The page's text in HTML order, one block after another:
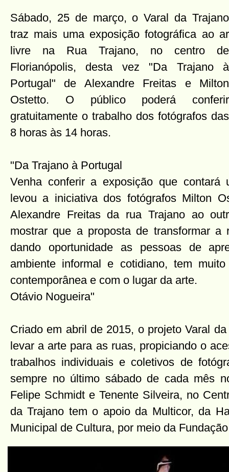
Sábado, 25 de março, o Varal da Trajano
traz mais uma exposição fotográfica ao ar
livre na Rua Trajano, no centro de
Florianópolis, desta vez "Da Trajano à
Portugal" de Alexandre Freitas e Milton
Ostetto. O público poderá conferir
gratuitamente o trabalho dos fotógrafos das
8 horas às 14 horas.
"Da Trajano à Portugal
Venha conferir a exposição que contará
levou a iniciativa dos fotógrafos Milton
Alexandre Freitas da rua Trajano ao
mostrar que a proposta de transformar a
dando oportunidade as pessoas de
ambiente informal e cotidiano, tem
contemporânea e com o lugar da arte.
Otávio Nogueira"
Criado em abril de 2015, o projeto Varal
levar a arte para as ruas, propiciando o
trabalhos individuais e coletivos de
sempre no último sábado de cada mês
Felipe Schmidt e Tenente Silveira, no
da Trajano tem o apoio da Multicor, da
Municipal de Cultura, por meio da